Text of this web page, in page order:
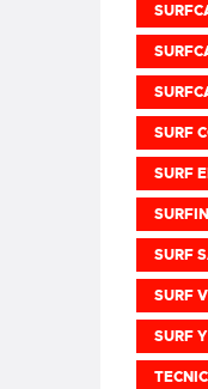
SURF
SURF
SURF
SURF
SURF